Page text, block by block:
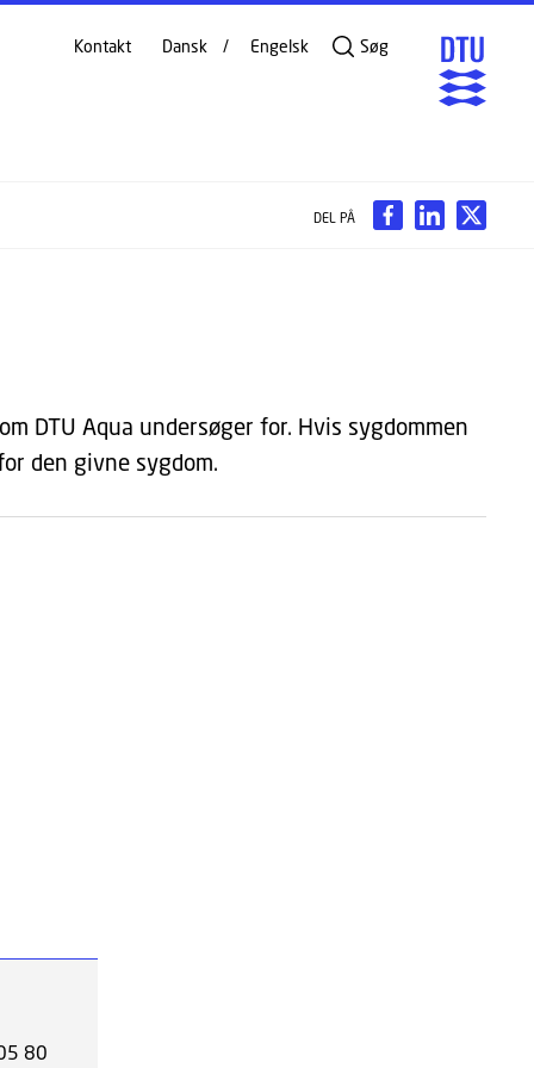
Kontakt Dansk Engelsk Søg
DEL PÅ
DTU Aqua undersøger for. Hvis sygdommen
den givne sygdom.
80